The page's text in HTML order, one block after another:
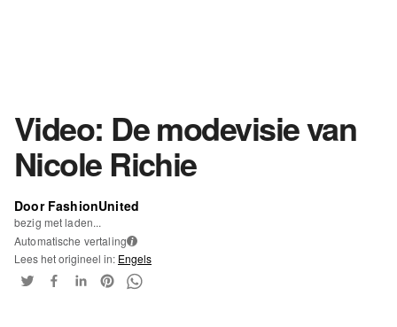
Video: De modevisie van
Nicole Richie
Door FashionUnited
bezig met laden...
Automatische vertaling i
Lees het origineel in: Engels